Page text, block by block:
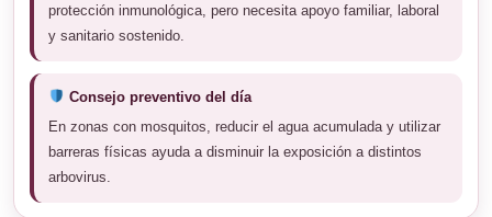
protección inmunológica, pero necesita apoyo familiar, laboral
y sanitario sostenido.
Consejo preventivo del día
En zonas con mosquitos, reducir el agua acumulada y utilizar
barreras físicas ayuda a disminuir la exposición a distintos
arbovirus.